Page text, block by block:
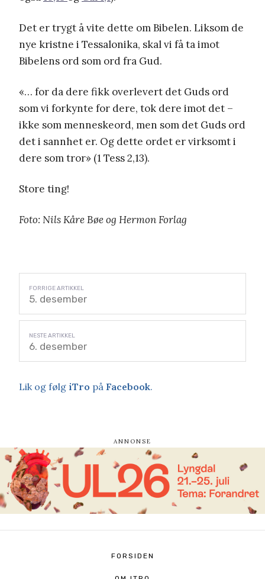
Det er trygt å vite dette om Bibelen. Liksom de
nye kristne i Tessalonika, skal vi få ta imot
Bibelens ord som ord fra Gud.
«… for da dere fikk overlevert det Guds ord
som vi forkynte for dere, tok dere imot det –
ikke som menneskeord, men som det Guds ord
det i sannhet er. Og dette ordet er virksomt i
dere som tror» (1 Tess 2,13).
Store ting!
Foto: Nils Kåre Bøe og Hermon Forlag
5. desember
6. desember
Lik og følg iTro på Facebook.
FORSIDEN